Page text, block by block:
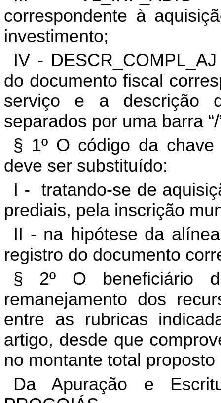
correspondente à
investimento;
IV -
do documento fiscal
serviço e a descrição
separados por uma barra “/
§ 1º O código da
deve ser substituído:
I - tratando-se de
prediais, pela inscrição
II - na hipótese da
registro do documento
§ 2º O beneficiário
remanejamento dos
entre as rubricas
artigo, desde que
no montante total
Da Apuração e